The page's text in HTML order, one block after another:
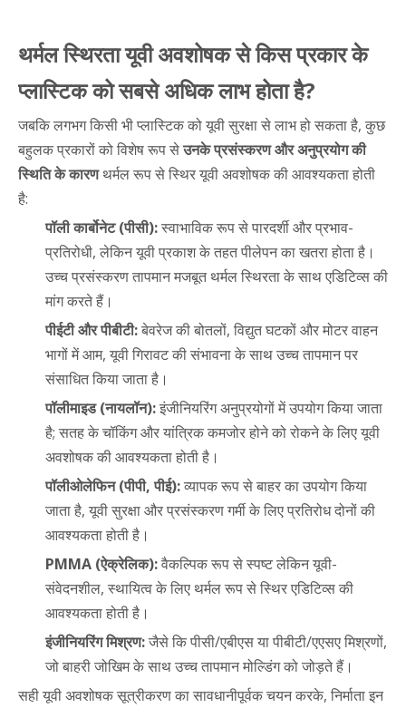
थर्मल स्थिरता यूवी अवशोषक से किस प्रकार के
प्लास्टिक को सबसे अधिक लाभ होता है?
जबकि लगभग किसी भी प्लास्टिक को यूवी सुरक्षा से लाभ हो सकता है, कुछ
बहुलक प्रकारों को विशेष रूप सेउनके प्रसंस्करण और अनुप्रयोग की
स्थिति के कारणथर्मल रूप से स्थिर यूवी अवशोषक की आवश्यकता होती
है:
पॉली कार्बोनेट (पीसी):स्वाभाविक रूप से पारदर्शी और प्रभाव-
प्रतिरोधी, लेकिन यूवी प्रकाश के तहत पीलेपन का खतरा होता है।
उच्च प्रसंस्करण तापमान मजबूत थर्मल स्थिरता के साथ एडिटिव्स की
मांग करते हैं।
पीईटी और पीबीटी:बेवरेज की बोतलों, विद्युत घटकों और मोटर वाहन
भागों में आम, यूवी गिरावट की संभावना के साथ उच्च तापमान पर
संसाधित किया जाता है।
पॉलीमाइड (नायलॉन):इंजीनियरिंग अनुप्रयोगों में उपयोग किया जाता
है; सतह के चॉकिंग और यांत्रिक कमजोर होने को रोकने के लिए यूवी
अवशोषक की आवश्यकता होती है।
पॉलीओलेफिन (पीपी, पीई):व्यापक रूप से बाहर का उपयोग किया
जाता है, यूवी सुरक्षा और प्रसंस्करण गर्मी के लिए प्रतिरोध दोनों की
आवश्यकता होती है।
PMMA (ऐक्रेलिक):वैकल्पिक रूप से स्पष्ट लेकिन यूवी-
संवेदनशील, स्थायित्व के लिए थर्मल रूप से स्थिर एडिटिव्स की
आवश्यकता होती है।
इंजीनियरिंग मिश्रण:जैसे कि पीसी/एबीएस या पीबीटी/एएसए मिश्रणों,
जो बाहरी जोखिम के साथ उच्च तापमान मोल्डिंग को जोड़ते हैं।
सही यूवी अवशोषक सूत्रीकरण का सावधानीपूर्वक चयन करके, निर्माता इन